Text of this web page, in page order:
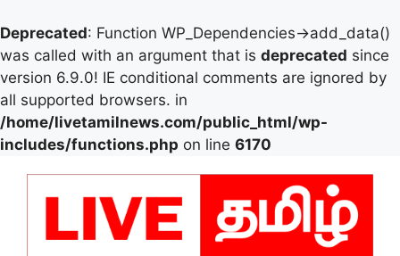
Deprecated: Function WP_Dependencies->add_data()
was called with an argument that is deprecated since
version 6.9.0! IE conditional comments are ignored by
all supported browsers. in
/home/livetamilnews.com/public_html/wp-
includes/functions.php on line 6170